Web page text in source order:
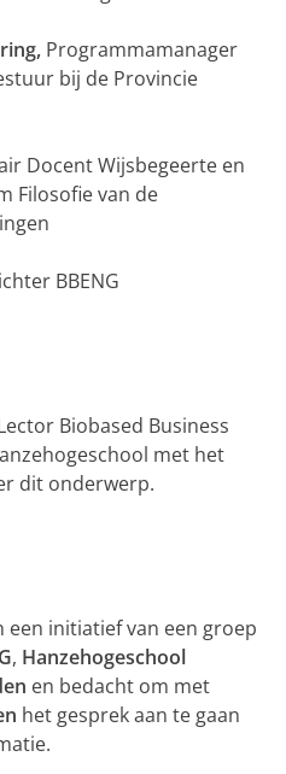
Programmamanager
bij de Provincie
Docent Wijsbegeerte en
Filosofie van de
BBENG
Biobased Business
met het
dit onderwerp.
een initiatief van een groep
, Hanzehogeschool
en bedacht om met
het gesprek aan te gaan